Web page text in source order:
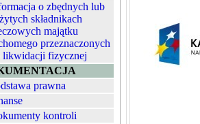
o zbędnych lub
składnikach
majątku
przeznaczonych
likwidacji fizycznej
prawna
kontroli